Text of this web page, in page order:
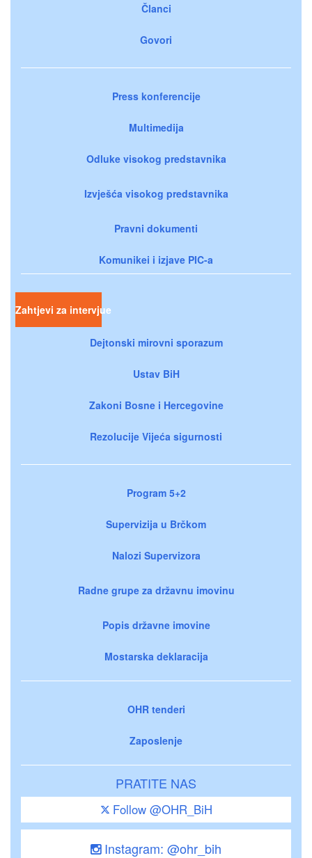
Članci
Govori
Press konferencije
Multimedija
Odluke visokog predstavnika
Izvješća visokog predstavnika
Pravni dokumenti
Komunikei i izjave PIC-a
Zahtjevi za intervjue
Dejtonski mirovni sporazum
Ustav BiH
Zakoni Bosne i Hercegovine
Rezolucije Vijeća sigurnosti
Program 5+2
Supervizija u Brčkom
Nalozi Supervizora
Radne grupe za državnu imovinu
Popis državne imovine
Mostarska deklaracija
OHR tenderi
Zaposlenje
PRATITE NAS
Follow @OHR_BiH
Instagram: @ohr_bih